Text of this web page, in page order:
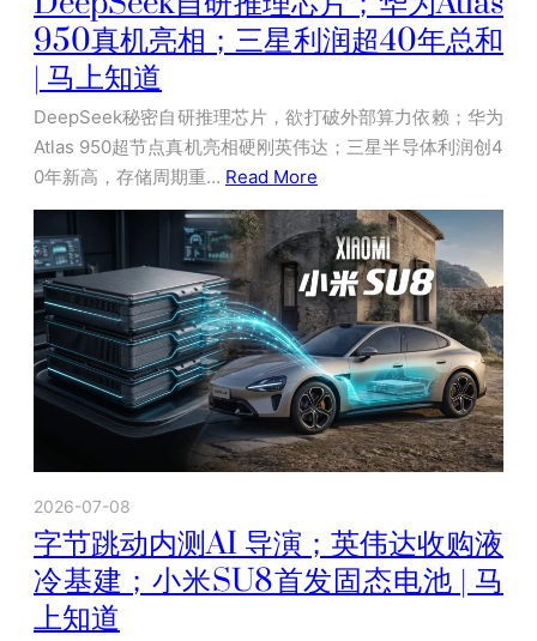
950真机亮相；三星利润超40年总和
| 马上知道
DeepSeek秘密自研推理芯片，欲打破外部算力依赖；华为
Atlas 950超节点真机亮相硬刚英伟达；三星半导体利润创4
0年新高，存储周期重… Read More
2026-07-08
字节跳动内测AI 导演；英伟达收购液
冷基建；小米SU8首发固态电池 | 马
上知道